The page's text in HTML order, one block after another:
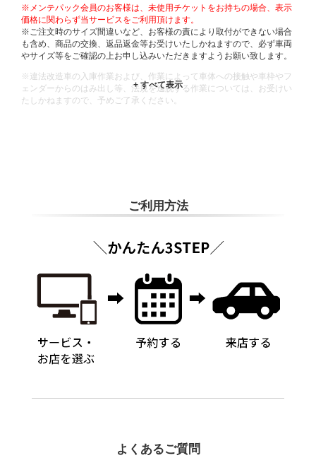
※メンテパック会員のお客様は、未使用チケットをお持ちの場合、表示
価格に関わらず当サービスをご利用頂けます。
※ご注文時のサイズ間違いなど、お客様の責により取付ができない場合
も含め、商品の交換、返品返金等お受けいたしかねますので、必ず車両
やサイズ等をご確認の上お申し込みいただきますようお願い致します。
※違法改造車の入庫作業および、作業によって車体への接触や車枠やフ
ェンダーからのはみ出し等、法規を逸脱する作業については、お受けい
たしかねますので、予めご了承ください。
ご利用方法
よくあるご質問